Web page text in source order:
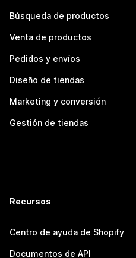
Búsqueda de productos
Venta de productos
Pedidos y envíos
Diseño de tiendas
Marketing y conversión
Gestión de tiendas
Recursos
Centro de ayuda de Shopify
Documentos de API